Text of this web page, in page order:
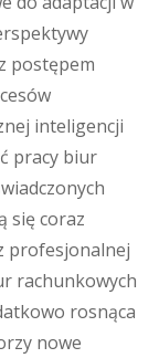
postępem
inteligencji
pracy biur
się coraz
profesjonalnej
rachunkowych
rosnąca
nowe